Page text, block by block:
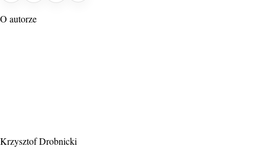
O autorze
Krzysztof Drobnicki